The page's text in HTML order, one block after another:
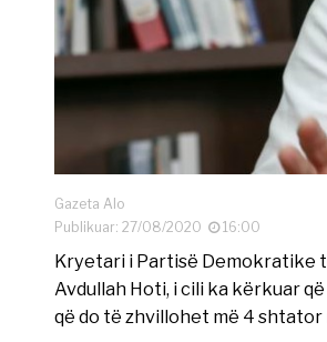
Gazeta Alo
Publikuar: 27/08/2020
16:00
Kryetari i Partisë Demokratike
Avdullah Hoti, i cili ka kërkuar
që do të zhvillohet më 4